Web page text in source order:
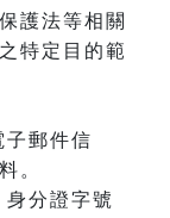
護法等相關
特定目的範
郵件信
。
分證字號